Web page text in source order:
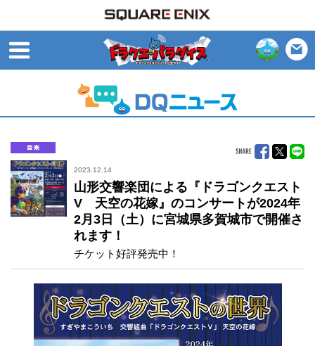
2023.12.14
山形交響楽団による『ドラゴンクエスト
V 天空の花嫁』のコンサートが2024年
2月3日（土）に宮城県多賀城市で開催さ
れます！
チケット好評発売中！